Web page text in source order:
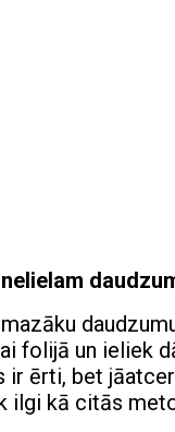
folijā un ieliek
ir ērti, bet
ilgi kā citās